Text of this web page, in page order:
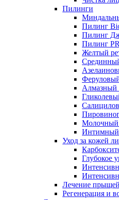
Пилинги
Пилинг
Пилинг
Пилинг
Желтый
Алмазный
Молочный
Уход за кожей
Глубокое
Лечение прыщей
Регенерация и